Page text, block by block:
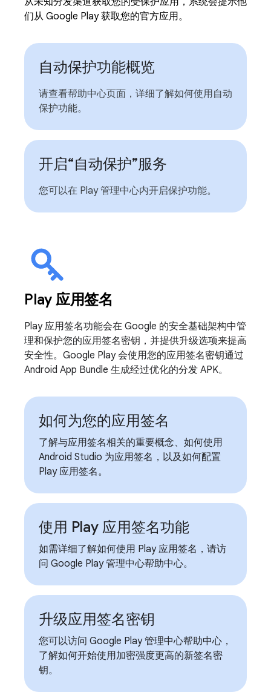
们从 Google Play 获取您的官方应用。
自动保护功能概览
请查看帮助中心页面，详细了解如何使用自动
保护功能。
开启“自动保护”服务
您可以在 Play 管理中心内开启保护功能。
Play 应用签名
Play 应用签名功能会在 Google 的安全基础架构中管
理和保护您的应用签名密钥，并提供升级选项来提高
安全性。Google Play 会使用您的应用签名密钥通过
Android App Bundle 生成经过优化的分发 APK。
如何为您的应用签名
了解与应用签名相关的重要概念、如何使用
Android Studio 为应用签名，以及如何配置
Play 应用签名。
使用 Play 应用签名功能
如需详细了解如何使用 Play 应用签名，请访
问 Google Play 管理中心帮助中心。
升级应用签名密钥
您可以访问 Google Play 管理中心帮助中心，
了解如何开始使用加密强度更高的新签名密
钥。